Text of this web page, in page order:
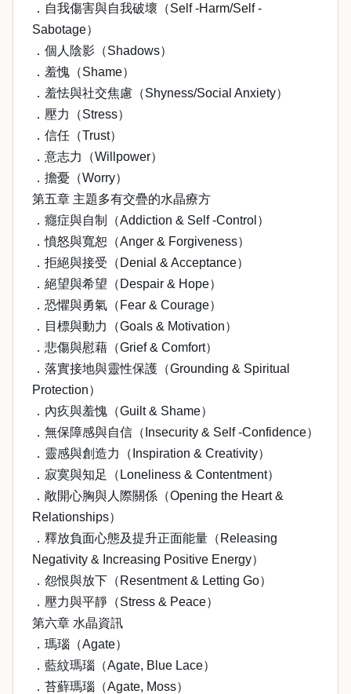
．自我傷害與自我破壞（Self -Harm/Self -
Sabotage）
．個人陰影（Shadows）
．羞愧（Shame）
．羞怯與社交焦慮（Shyness/Social Anxiety）
．壓力（Stress）
．信任（Trust）
．意志力（Willpower）
．擔憂（Worry）
第五章 主題多有交疊的水晶療方
．癮症與自制（Addiction & Self -Control）
．憤怒與寬恕（Anger & Forgiveness）
．拒絕與接受（Denial & Acceptance）
．絕望與希望（Despair & Hope）
．恐懼與勇氣（Fear & Courage）
．目標與動力（Goals & Motivation）
．悲傷與慰藉（Grief & Comfort）
．落實接地與靈性保護（Grounding & Spiritual
Protection）
．內疚與羞愧（Guilt & Shame）
．無保障感與自信（Insecurity & Self -Confidence）
．靈感與創造力（Inspiration & Creativity）
．寂寞與知足（Loneliness & Contentment）
．敞開心胸與人際關係（Opening the Heart &
Relationships）
．釋放負面心態及提升正面能量（Releasing
Negativity & Increasing Positive Energy）
．怨恨與放下（Resentment & Letting Go）
．壓力與平靜（Stress & Peace）
第六章 水晶資訊
．瑪瑙（Agate）
．藍紋瑪瑙（Agate, Blue Lace）
．苔蘚瑪瑙（Agate, Moss）